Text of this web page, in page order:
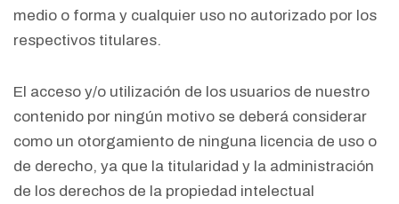
medio o forma y cualquier uso no autorizado por los
respectivos titulares.
El acceso y/o utilización de los usuarios de nuestro
contenido por ningún motivo se deberá considerar
como un otorgamiento de ninguna licencia de uso o
de derecho, ya que la titularidad y la administración
de los derechos de la propiedad intelectual